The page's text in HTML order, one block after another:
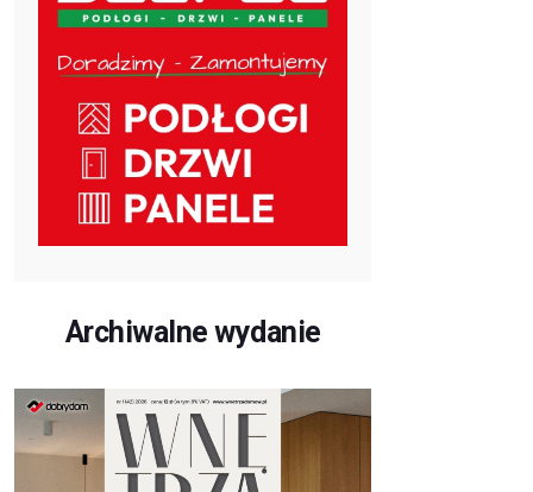
Archiwalne wydanie